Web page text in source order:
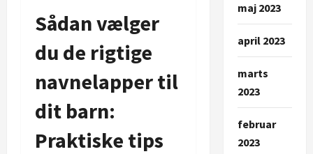
Sådan vælger
du de rigtige
navnelapper til
dit barn:
Praktiske tips
maj 2023
april 2023
marts
2023
februar
2023